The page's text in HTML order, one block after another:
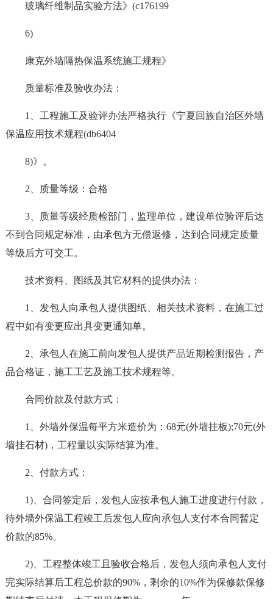
玻璃纤维制品实验方法》(c176199
6)
康克外墙隔热保温系统施工规程》
质量标准及验收办法：
1、工程施工及验评办法严格执行《宁夏回族自治区外墙
保温应用技术规程(db6404
8)》。
2、质量等级：合格
3、质量等级经质检部门，监理单位，建设单位验评后达
不到合同规定标准，由承包方无偿返修，达到合同规定质量
等级后方可交工。
技术资料、图纸及其它材料的提供办法：
1、发包人向承包人提供图纸、相关技术资料，在施工过
程中如有变更应出具变更通知单。
2、承包人在施工前向发包人提供产品近期检测报告，产
品合格证，施工工艺及施工技术规程等。
合同价款及付款方式：
1、外墙外保温每平方米造价为：68元(外墙挂板);70元(外
墙挂石材)，工程量以实际结算为准。
2、付款方式：
1)、合同签定后，发包人应按承包人施工进度进行付款，
待外墙外保温工程竣工后发包人应向承包人支付本合同暂定
价款的85%。
2)、工程整体竣工且验收合格后，发包人须向承包人支付
完实际结算后工程总价款的90%，剩余的10%作为保修款保修